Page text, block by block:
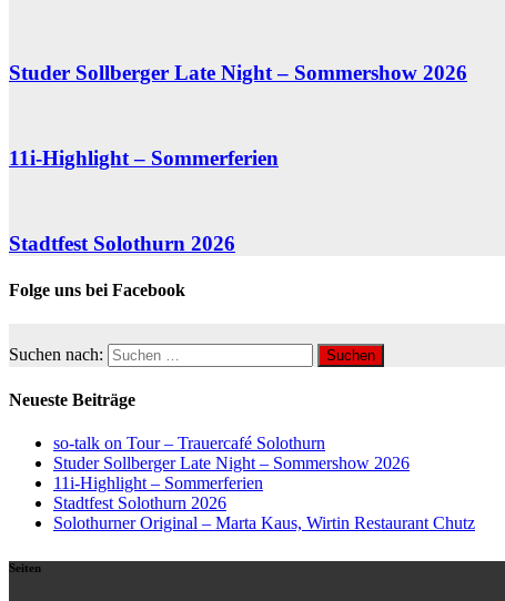
Studer Sollberger Late Night – Sommershow 2026
11i-Highlight – Sommerferien
Stadtfest Solothurn 2026
Folge uns bei Facebook
Suchen nach:
Neueste Beiträge
so-talk on Tour – Trauercafé Solothurn
Studer Sollberger Late Night – Sommershow 2026
11i-Highlight – Sommerferien
Stadtfest Solothurn 2026
Solothurner Original – Marta Kaus, Wirtin Restaurant Chutz
Seiten